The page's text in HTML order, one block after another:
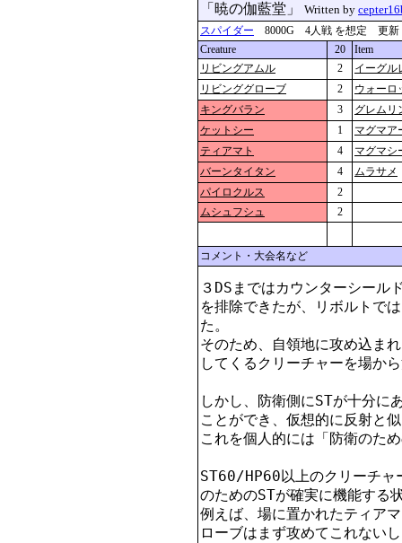
「暁の伽藍堂」 Written by
スパイダー 8000G 4人戦 を想定 更新：
Creature
20
Item
リビングアムル
2
イーグル
リビンググローブ
2
ウォーロ
キングバラン
3
グレムリ
ケットシー
1
マグマア
ティアマト
4
マグマシ
バーンタイタン
4
ムラサメ
パイロクルス
2
ムシュフシュ
2
コメント・大会名など
３DSまではカウンターシール
を排除できたが、リボルトで
た。
そのため、自領地に攻め込ま
してくるクリーチャーを場か
しかし、防衛側にSTが十分に
ことができ、仮想的に反射と
これを個人的には「防衛のた
ST60/HP60以上のクリーチャ
のためのSTが確実に機能する
例えば、場に置かれたティア
ローブはまず攻めてこれない